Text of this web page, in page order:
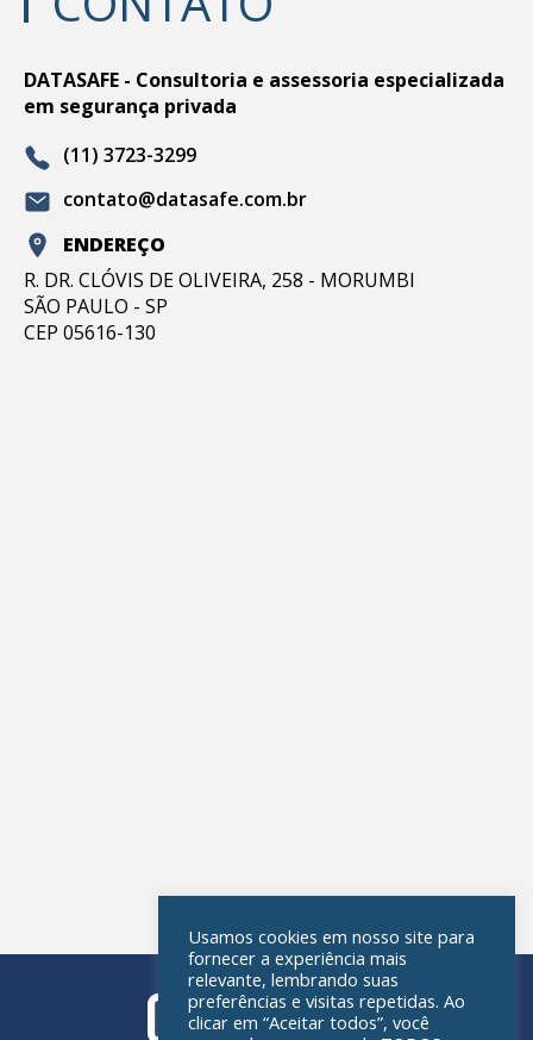
DATASAFE - Consultoria e assessoria especializada
em segurança privada
(11) 3723-3299
contato@datasafe.com.br
ENDEREÇO
R. DR. CLÓVIS DE OLIVEIRA, 258 - MORUMBI
SÃO PAULO - SP
CEP 05616-130
Usamos cookies em nosso site para
fornecer a experiência mais
relevante, lembrando suas
preferências e visitas repetidas. Ao
clicar em “Aceitar todos”, você